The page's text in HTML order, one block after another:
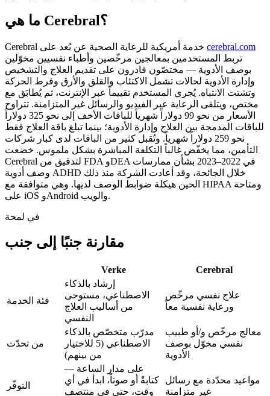
ما هي Cerebral؟
cerebral.com
تربط المستخدمين بمعالجين مرخّصين وأطباء نفسيين مخوّلين
بوصف الأدوية — مختصّون قادرون على تقديم العلاج والتشخيص
وإدارة الأدوية لحالات تشمل الاكتئاب والقلق والأرق وفرط الحركة
وتشتت الانتباه. يُجري المستخدم تقييماً عبر الإنترنت، ثم يُطابَق مع
مختص، ويتلقى الرعاية عبر الفيديو والرسائل غير المتزامنة. تتراوح
الأسعار من نحو 99 دولاراً شهرياً للباقات الأخف إلى نحو 325 دولاراً
للباقات المدمجة بين العلاج وإدارة الأدوية؛ بينما تبلغ باقة العلاج فقط
نحو 259 دولاراً شهرياً. وتُقبل كثير من الباقات لدى كبار شركات
التأمين، مما يخفّض غالباً التكلفة المباشرة بشكل ملموس. خضعت
Cerebral لتدقيق من FDA وDEA في 2022–2023 بشأن ممارسات
وصف أدوية ADHD خلال الجائحة، وقد أعادت الشركة منذ ذلك
الحين هيكلة ضوابط الوصف لديها. وهي متوافقة مع HIPAA ومتاحة
على iOS وAndroid والويب.
في لمحة
مقارنة جنبًا إلى جنب
Verke Cerebral
فئة الخدمة
إرشاد بالذكاء
الاصطناعي، مستوحى
من أساليب العلاج
النفسي
علاج نفسي مرخّص
ورعاية نفسية معاً
من تحدّث
مدرّب متخصّص بالذكاء
الاصطناعي (5 للاختيار
من بينهم)
معالج مرخّص و/أو طبيب
نفسي مخوّل بوصف
الأدوية
التوفّر
على مدار الساعة —
كتابةً أو صوتاً، ابدأ في أي
وقت، حتى في منتصف
مواعيد محدّدة مع رسائل
غير متزامنة